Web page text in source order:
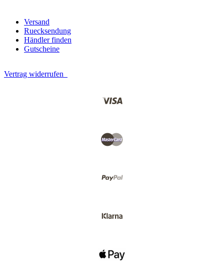
Versand
Ruecksendung
Händler finden
Gutscheine
Vertrag widerrufen